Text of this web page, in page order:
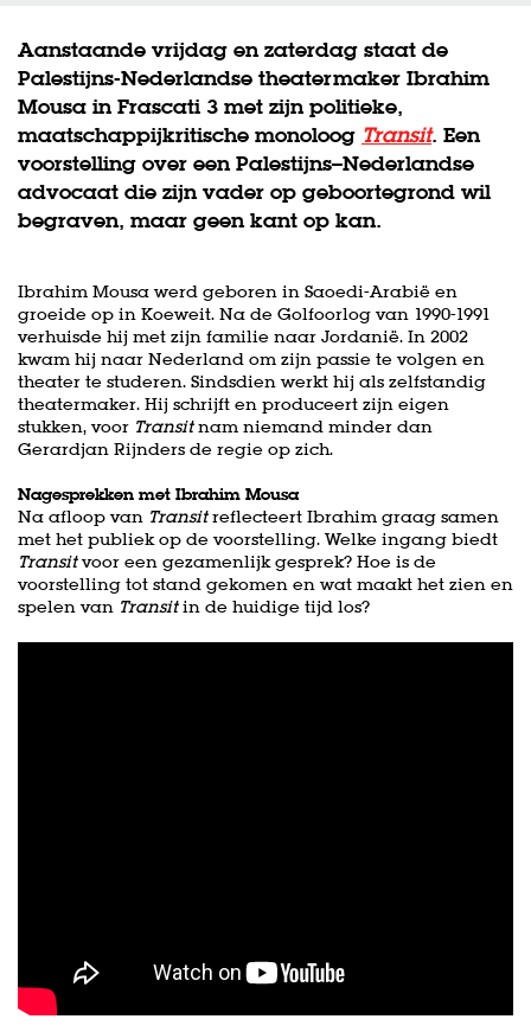
Aanstaande vrijdag en zaterdag staat de
Palestijns-Nederlandse theatermaker Ibrahim
Mousa in Frascati 3 met zijn politieke,
maatschappijkritische monoloog Transit. Een
voorstelling over een Palestijns–Nederlandse
advocaat die zijn vader op geboortegrond wil
begraven, maar geen kant op kan.
Ibrahim Mousa werd geboren in Saoedi-Arabië en
groeide op in Koeweit. Na de Golfoorlog van 1990-1991
verhuisde hij met zijn familie naar Jordanië. In 2002
kwam hij naar Nederland om zijn passie te volgen en
theater te studeren. Sindsdien werkt hij als zelfstandig
theatermaker. Hij schrijft en produceert zijn eigen
stukken, voor Transitnam niemand minder dan
Gerardjan Rijnders de regie op zich.
Nagesprekken met Ibrahim Mousa
Na afloop van Transitreflecteert Ibrahim graag samen
met het publiek op de voorstelling. Welke ingang biedt
Transitvoor een gezamenlijk gesprek? Hoe is de
voorstelling tot stand gekomen en wat maakt het zien en
spelen van Transitin de huidige tijd los?